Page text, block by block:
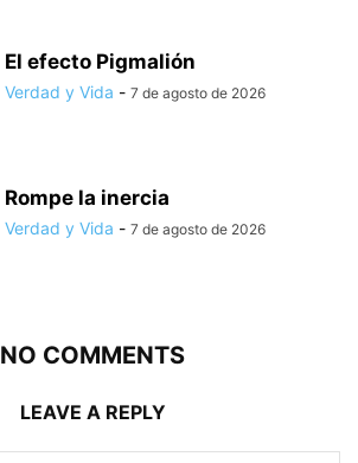
El efecto Pigmalión
Verdad y Vida - 7 de agosto de 2026
Rompe la inercia
Verdad y Vida - 7 de agosto de 2026
NO COMMENTS
LEAVE A REPLY